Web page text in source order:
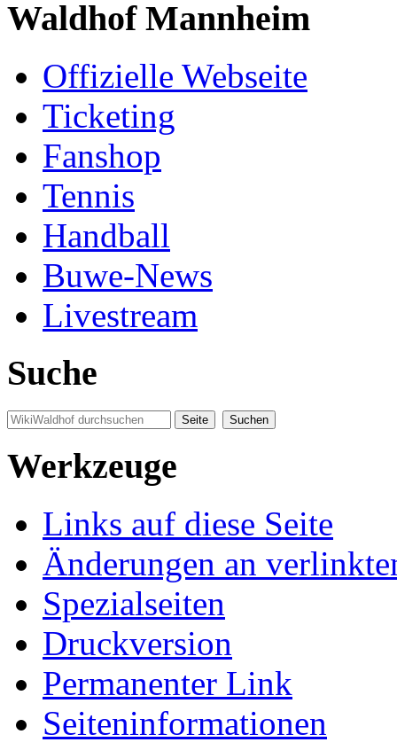
Waldhof Mannheim
Offizielle Webseite
Ticketing
Fanshop
Tennis
Handball
Buwe-News
Livestream
Suche
Werkzeuge
Links auf diese Seite
Änderungen an
Spezialseiten
Druckversion
Permanenter Link
Seiten­informationen